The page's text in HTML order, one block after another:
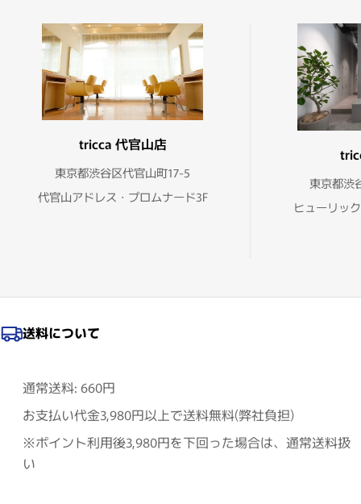
tricca 代官山店
東京都渋谷区代官山町17-5
代官山アドレス・プロムナード3F
東京都渋
ヒューリッ
送料について
通常送料: 660円
お支払い代金3,980円以上で送料無料(弊社負担)
※ポイント利用後3,980円を下回った場合は、通常送料扱
い